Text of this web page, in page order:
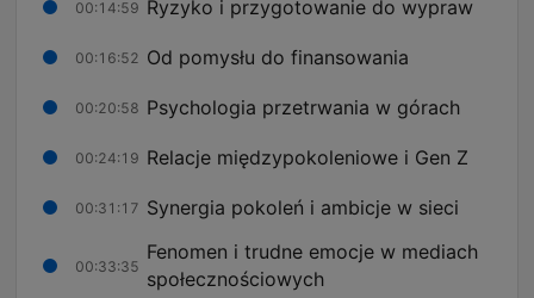
00:14:59 Ryzyko i przygotowanie do wypraw
00:16:52 Od pomysłu do finansowania
00:20:58 Psychologia przetrwania w górach
00:24:19 Relacje międzypokoleniowe i Gen Z
00:31:17 Synergia pokoleń i ambicje w sieci
00:33:35
Fenomen i trudne emocje w mediach
społecznościowych